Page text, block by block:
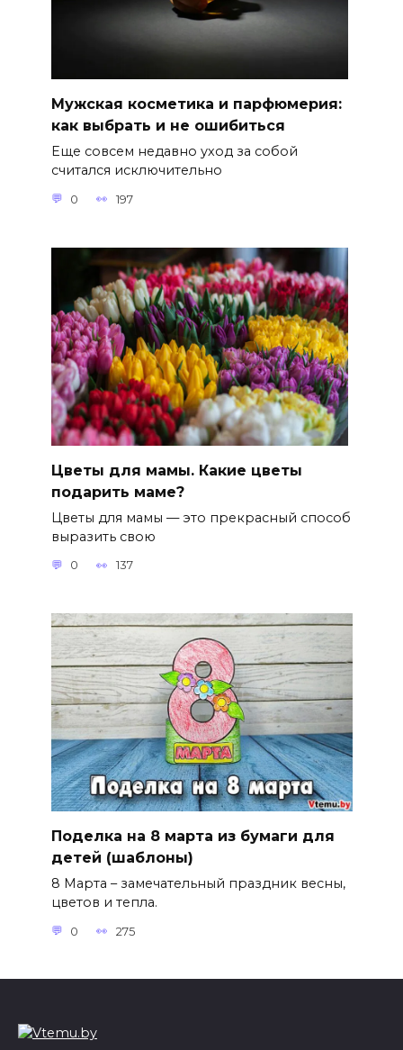
Мужская косметика и парфюмерия:
как выбрать и не ошибиться
Еще совсем недавно уход за собой
считался исключительно
0 197
Цветы для мамы. Какие цветы
подарить маме?
Цветы для мамы — это прекрасный способ
выразить свою
0 137
Поделка на 8 марта из бумаги для
детей (шаблоны)
8 Марта – замечательный праздник весны,
цветов и тепла.
0 275